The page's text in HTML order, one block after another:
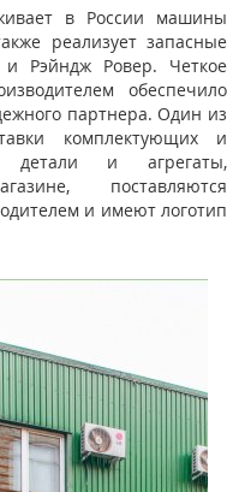
в России машины
реализует запасные
Рэйндж Ровер. Четкое
обеспечило
партнера. Один из
комплектующих и
детали и агрегаты,
поставляются
и имеют логотип